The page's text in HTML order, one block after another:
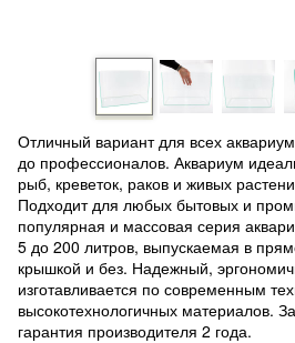
Отличный вариант для всех
до профессионалов. Аквариум
рыб, креветок, раков и живых
Подходит для любых бытовых и
популярная и массовая серия
5 до 200 литров, выпускаемая в
крышкой и без. Надежный,
изготавливается по современным
высокотехнологичных материалов.
гарантия производителя 2 года.